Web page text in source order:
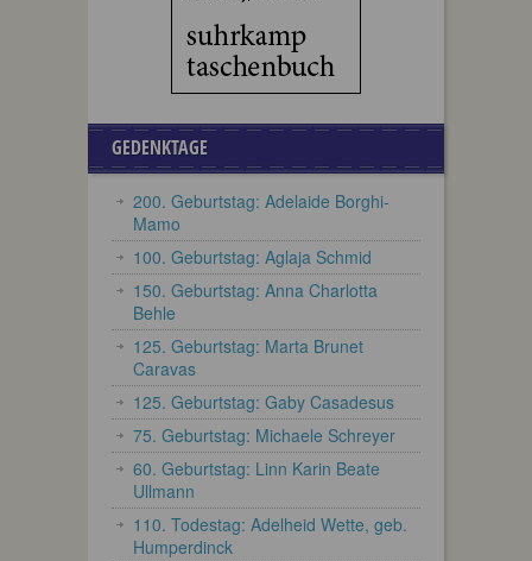
GEDENKTAGE
200. Geburtstag: Adelaide Borghi-
Mamo
100. Geburtstag: Aglaja Schmid
150. Geburtstag: Anna Charlotta
Behle
125. Geburtstag: Marta Brunet
Caravas
125. Geburtstag: Gaby Casadesus
75. Geburtstag: Michaele Schreyer
60. Geburtstag: Linn Karin Beate
Ullmann
110. Todestag: Adelheid Wette, geb.
Humperdinck